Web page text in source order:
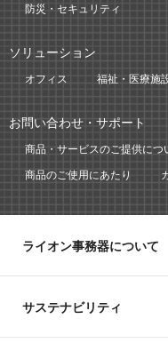
防災・セキュリティ
ソリューション
オフィス 福祉・医療施
お問い合わせ・サポート
商品・サービスのご提供につ
商品のご使用にあたり
ライオン事務器について
サステナビリティ